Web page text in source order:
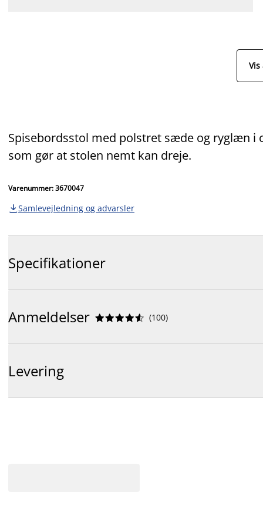
Vis
Spisebordsstol med polstret sæde og ryglæn
som gør at stolen nemt kan dreje.
Varenummer: 3670047
 Samlevejledning og advarsler
Specifikationer
Anmeldelser 




 (100)
Levering